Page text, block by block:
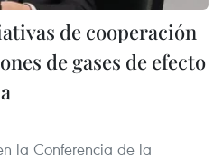
de cooperación
de gases de efecto
la Conferencia de la